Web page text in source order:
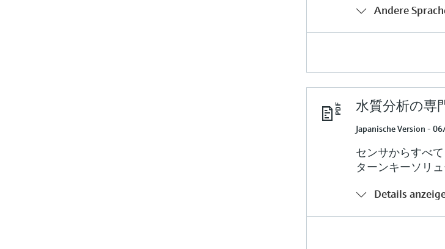
Andere
水質分析の専
Japanische Version -
センサからすべ
ターンキーソリ
Details